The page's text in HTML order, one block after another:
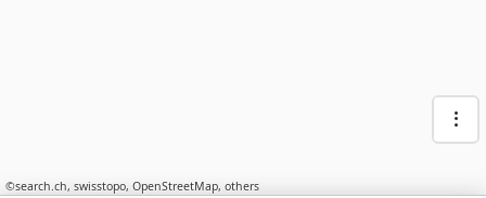
©search.ch, swisstopo, OpenStreetMap, others